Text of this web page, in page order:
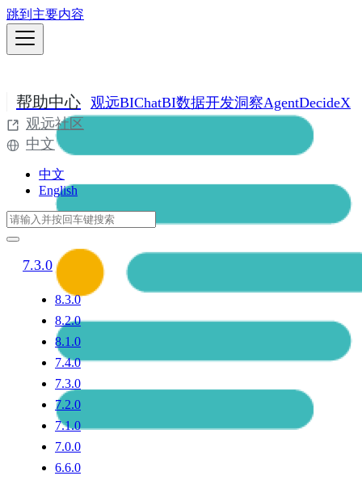
跳到主要内容
帮助中心 观远BIChatBI数据开发洞察AgentDecideX
观远社区
中文
中文
English
7.3.0
8.3.0
8.2.0
8.1.0
7.4.0
7.3.0
7.2.0
7.1.0
7.0.0
6.6.0